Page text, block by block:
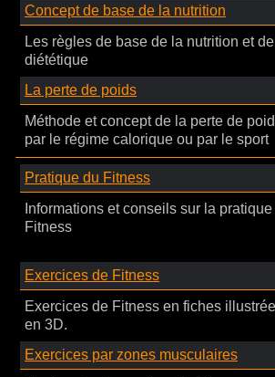
Concept de base de la nutrition
Les règles de base de la nutrition et
diététique
La perte de poids
Méthode et concept de la perte de
par le régime calorique ou par le sport
Pratique du Fitness
Informations et conseils sur la pratique
Fitness
Exercices de Fitness
Exercices de Fitness en fiches
en 3D.
Exercices par zones musculaires